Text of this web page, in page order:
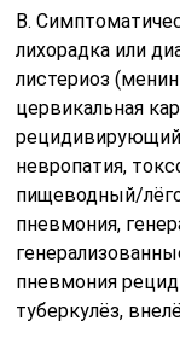
B.
лихорадка или
листериоз
цервикальная
рецидивирующий
невропатия,
пищеводный/
пневмония,
пневмония
туберкулёз,